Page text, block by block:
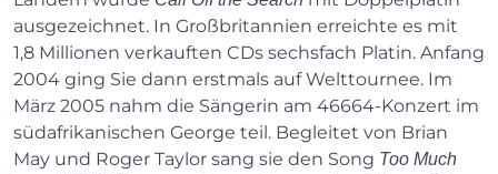
ausgezeichnet. In Großbritannien erreichte es mit
1,8 Millionen verkauften CDs sechsfach Platin. Anfang
2004 ging Sie dann erstmals auf Welttournee. Im
März 2005 nahm die Sängerin am 46664-Konzert im
südafrikanischen George teil. Begleitet von Brian
May und Roger Taylor sang sie den Song Too Much